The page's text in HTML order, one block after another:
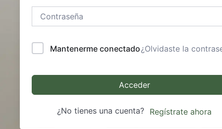
Mantenerme conectado¿Olvidaste la
Acceder
¿No tienes una cuenta? Regístrate ahora